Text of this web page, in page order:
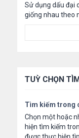
Sử dụng dấu đại
giống nhau theo
TUỲ CHỌN
Tìm kiếm trong
Chọn một hoặc
hiện tìm kiếm